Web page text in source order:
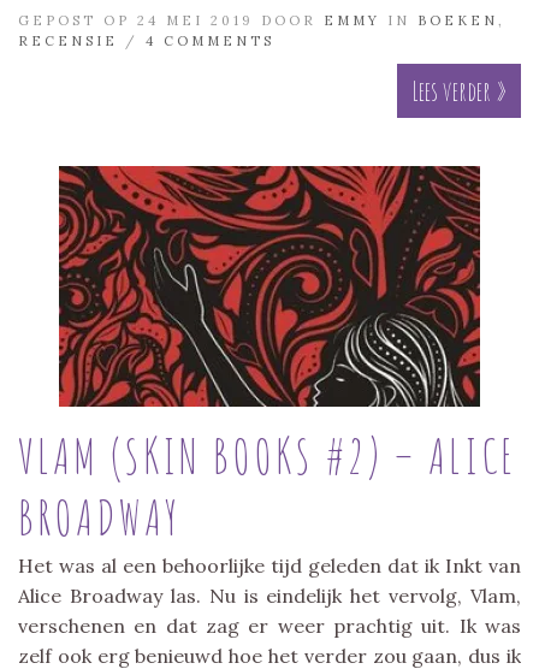
GEPOST OP 24 MEI 2019 DOOR EMMY IN BOEKEN
RECENSIE
/ 4 COMMENTS
Lees verder »
VLAM (SKIN BOOKS #2) – ALICE
BROADWAY
Het was al een behoorlijke tijd geleden dat ik Inkt van
Alice Broadway las. Nu is eindelijk het vervolg, Vlam,
verschenen en dat zag er weer prachtig uit. Ik was
zelf ook erg benieuwd hoe het verder zou gaan, dus ik